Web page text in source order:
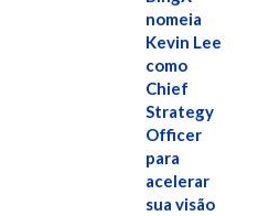
nomeia
Kevin Lee
como
Chief
Strategy
Officer
para
acelerar
sua visão